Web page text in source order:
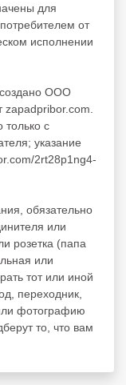
для
от
исполнении
создано ООО
с
указание
2rt28p1ng4-
обязательно
или
розетка (папа
или
тот или иной
переходник,
фотографию
то, что вам